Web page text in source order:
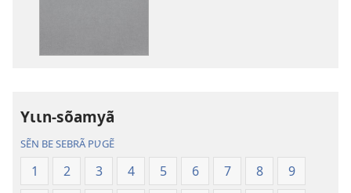
Yɩɩn-sõamyã
SẼN BE SEBRÃ PƲGẼ
1 2 3 4 5 6 7 8
9